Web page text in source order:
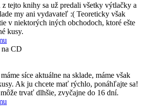
z tejto knihy sa už predali všetky výtlačky a
my ani vydavateľ :( Teoreticky však
v niektorých iných obchodoch, ktoré ešte
kusy.
CD
síce aktuálne na sklade, máme však
Ak ju chcete mať rýchlo, ponáhľajte sa!
trvať dlhšie, zvyčajne do 16 dní.